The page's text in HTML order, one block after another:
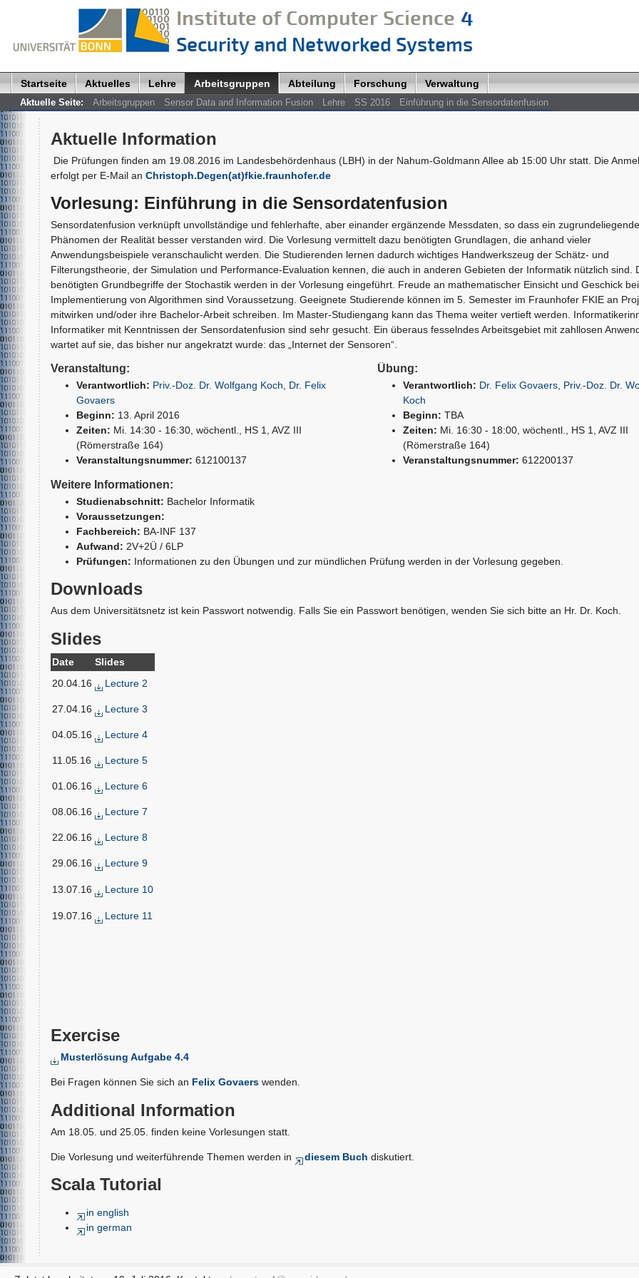
Startseite Aktuelles Lehre Arbeitsgruppen Abteilung Forschung Verwaltung
Aktuelle Seite: Arbeitsgruppen Sensor Data and Information Fusion Lehre SS 2016 Einführung in die Sensordatenfusion
Aktuelle Information
Die Prüfungen finden am 19.08.2016 im Landesbehördenhaus (LBH) in der Nahum-Goldmann Allee ab 15:00 Uhr statt. Die
erfolgt per E-Mail an Christoph.Degen(at)fkie.fraunhofer.de
Vorlesung: Einführung in die Sensordatenfusion
Sensordatenfusion verknüpft unvollständige und fehlerhafte, aber einander ergänzende Messdaten, so dass ein
Phänomen der Realität besser verstanden wird. Die Vorlesung vermittelt dazu benötigten Grundlagen, die anhand vieler
Anwendungsbeispiele veranschaulicht werden. Die Studierenden lernen dadurch wichtiges Handwerkszeug der Schätz- und
Filterungstheorie, der Simulation und Performance-Evaluation kennen, die auch in anderen Gebieten der Informatik nützlich sind.
benötigten Grundbegriffe der Stochastik werden in der Vorlesung eingeführt. Freude an mathematischer Einsicht und Geschick
Implementierung von Algorithmen sind Voraussetzung. Geeignete Studierende können im 5. Semester im Fraunhofer FKIE an
mitwirken und/oder ihre Bachelor-Arbeit schreiben. Im Master-Studiengang kann das Thema weiter vertieft werden.
Informatiker mit Kenntnissen der Sensordatenfusion sind sehr gesucht. Ein überaus fesselndes Arbeitsgebiet mit zahllosen
wartet auf sie, das bisher nur angekratzt wurde: das „Internet der Sensoren“.
Veranstaltung:
Verantwortlich: Priv.-Doz. Dr. Wolfgang Koch, Dr. Felix
Govaers
Beginn: 13. April 2016
Zeiten: Mi. 14:30 - 16:30, wöchentl., HS 1, AVZ III
(Römerstraße 164)
Veranstaltungsnummer: 612100137
Übung:
Verantwortlich: Dr. Felix Govaers, Priv.-Doz. Dr.
Koch
Beginn: TBA
Zeiten: Mi. 16:30 - 18:00, wöchentl., HS 1, AVZ III
(Römerstraße 164)
Veranstaltungsnummer: 612200137
Weitere Informationen:
Studienabschnitt: Bachelor Informatik
Voraussetzungen:
Fachbereich: BA-INF 137
Aufwand: 2V+2Ü / 6LP
Prüfungen: Informationen zu den Übungen und zur mündlichen Prüfung werden in der Vorlesung gegeben.
Downloads
Aus dem Universitätsnetz ist kein Passwort notwendig. Falls Sie ein Passwort benötigen, wenden Sie sich bitte an Hr. Dr. Koch.
Slides
Date
Slides
20.04.16
Lecture 2
27.04.16 Lecture 3
04.05.16 Lecture 4
11.05.16 Lecture 5
01.06.16 Lecture 6
08.06.16 Lecture 7
22.06.16 Lecture 8
29.06.16 Lecture 9
13.07.16 Lecture 10
19.07.16 Lecture 11
Exercise
Musterlösung Aufgabe 4.4
Bei Fragen können Sie sich an Felix Govaerswenden.
Additional Information
Am 18.05. und 25.05. finden keine Vorlesungen statt.
Die Vorlesung und weiterführende Themen werden in diesem Buch diskutiert.
Scala Tutorial
in english
in german